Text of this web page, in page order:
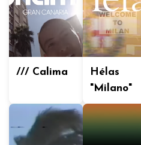
/// Calima
Hélas
"Milano"